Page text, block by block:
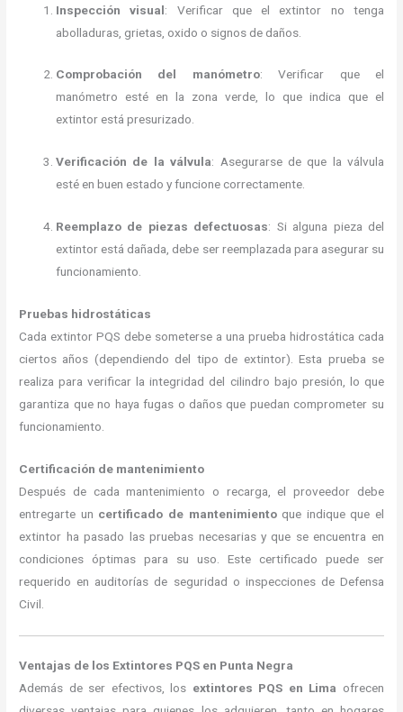
Inspección visual: Verificar que el extintor no tenga
abolladuras, grietas, oxido o signos de daños.
Comprobación del manómetro: Verificar que el
manómetro esté en la zona verde, lo que indica que el
extintor está presurizado.
Verificación de la válvula: Asegurarse de que la válvula
esté en buen estado y funcione correctamente.
Reemplazo de piezas defectuosas: Si alguna pieza del
extintor está dañada, debe ser reemplazada para asegurar su
funcionamiento.
Pruebas hidrostáticas
Cada extintor PQS debe someterse a una prueba hidrostática cada
ciertos años (dependiendo del tipo de extintor). Esta prueba se
realiza para verificar la integridad del cilindro bajo presión, lo que
garantiza que no haya fugas o daños que puedan comprometer su
funcionamiento.
Certificación de mantenimiento
Después de cada mantenimiento o recarga, el proveedor debe
entregarte un certificado de mantenimientoque indique que el
extintor ha pasado las pruebas necesarias y que se encuentra en
condiciones óptimas para su uso. Este certificado puede ser
requerido en auditorías de seguridad o inspecciones de Defensa
Civil.
Ventajas de los Extintores PQS en Punta Negra
Además de ser efectivos, los extintores PQS en Lima ofrecen